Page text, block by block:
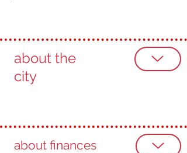
about the
city
about finances